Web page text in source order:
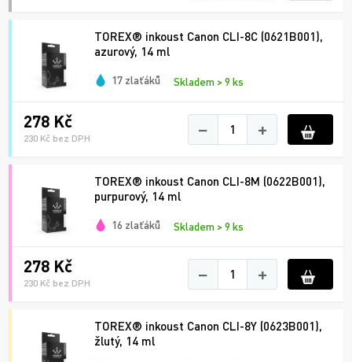
TOREX® inkoust Canon CLI-8C (0621B001),
azurový, 14 ml
17 zlaťáků Skladem > 9 ks
278 Kč
230 Kč bez DPH − +
TOREX® inkoust Canon CLI-8M (0622B001),
purpurový, 14 ml
16 zlaťáků Skladem > 9 ks
278 Kč
230 Kč bez DPH − +
TOREX® inkoust Canon CLI-8Y (0623B001),
žlutý, 14 ml